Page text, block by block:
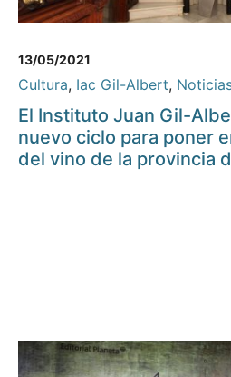
13/05/2021
Cultura, Iac Gil-Albert,
El Instituto Juan Gil-
nuevo ciclo para poner
del vino de la provincia